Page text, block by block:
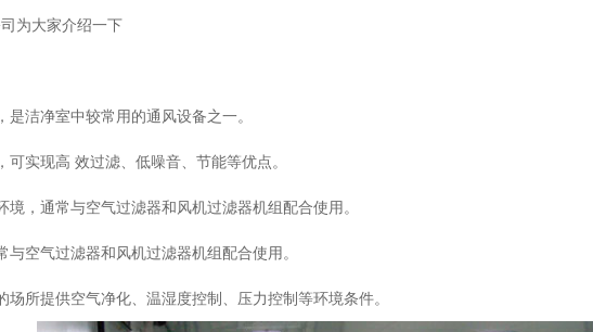
为大家介绍一下
洁净室中较常用的通风设备之一。
实现高 效过滤、低噪音、节能等优点。
，通常与空气过滤器和风机过滤器机组配合使用。
空气过滤器和风机过滤器机组配合使用。
所提供空气净化、温湿度控制、压力控制等环境条件。